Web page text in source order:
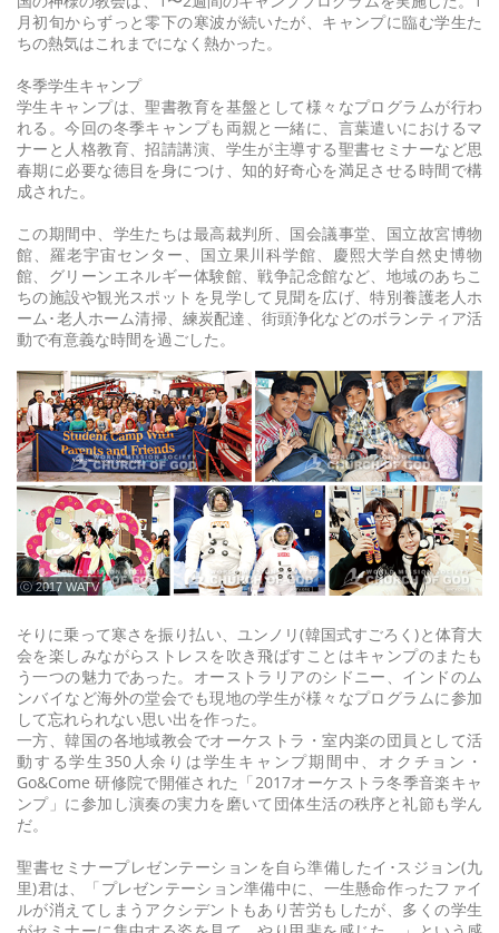
月初旬からずっと零下の寒波が続いたが、キャンプに臨む学生た
ちの熱気はこれまでになく熱かった。
冬季学生キャンプ
学生キャンプは、聖書教育を基盤として様々なプログラムが行わ
れる。今回の冬季キャンプも両親と一緒に、言葉遣いにおけるマ
ナーと人格教育、招請講演、学生が主導する聖書セミナーなど思
春期に必要な徳目を身につけ、知的好奇心を満足させる時間で構
成された。
この期間中、学生たちは最高裁判所、国会議事堂、国立故宮博物
館、羅老宇宙センター、国立果川科学館、慶熙大学自然史博物
館、グリーンエネルギー体験館、戦争記念館など、地域のあちこ
ちの施設や観光スポットを見学して見聞を広げ、特別養護老人ホ
ーム･老人ホーム清掃、練炭配達、街頭浄化などのボランティア活
動で有意義な時間を過ごした。
ⓒ 2017 WATV
そりに乗って寒さを振り払い、ユンノリ(韓国式すごろく)と体育大
会を楽しみながらストレスを吹き飛ばすことはキャンプのまたも
う一つの魅力であった。オーストラリアのシドニー、インドのム
ンバイなど海外の堂会でも現地の学生が様々なプログラムに参加
して忘れられない思い出を作った。
一方、韓国の各地域教会でオーケストラ・室内楽の団員として活
動する学生350人余りは学生キャンプ期間中、オクチョン・
Go&Come 研修院で開催された「2017オーケストラ冬季音楽キャ
ンプ」に参加し演奏の実力を磨いて団体生活の秩序と礼節も学ん
だ。
聖書セミナープレゼンテーションを自ら準備したイ･スジョン(九
里)君は、「プレゼンテーション準備中に、一生懸命作ったファイ
ルが消えてしまうアクシデントもあり苦労もしたが、多くの学生